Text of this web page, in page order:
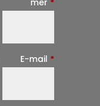
mer *
E-mail *